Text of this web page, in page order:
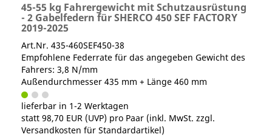
45-55 kg Fahrergewicht mit Schutzausrüstung
- 2 Gabelfedern für SHERCO 450 SEF FACTORY
2019-2025
Art.Nr. 435-460SEF450-38
Empfohlene Federrate für das angegeben Gewicht des
Fahrers: 3,8 N/mm
Außendurchmesser 435 mm + Länge 460 mm
lieferbar in 1-2 Werktagen
statt 98,70 EUR (UVP) pro Paar (inkl. MwSt. zzgl.
Versandkosten für Standardartikel)